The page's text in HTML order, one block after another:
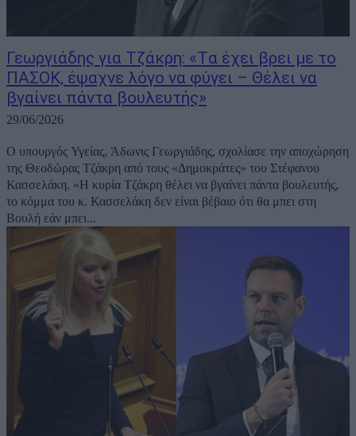
Γεωργιάδης για Τζάκρη: «Tα έχει βρει με το
ΠΑΣΟΚ, έψαχνε λόγο να φύγει – Θέλει να
βγαίνει πάντα βουλευτής»
29/06/2026
Ο υπουργός Υγείας, Άδωνις Γεωργιάδης, σχολίασε την αποχώρηση
της Θεοδώρας Τζάκρη από τους «Δημοκράτες» του Στέφανου
Κασσελάκη. «Η κυρία Τζάκρη θέλει να βγαίνει πάντα βουλευτής,
το κόμμα του κ. Κασσελάκη δεν είναι βέβαιο ότι θα μπει στη
Βουλή εάν μπει...